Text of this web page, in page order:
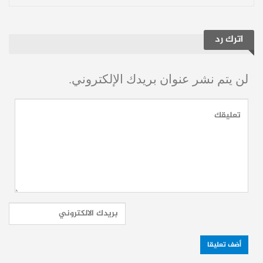
الضغط الدبلوماسي والحقوقي:
لجميع المعتقلين دون قيد أو شرط.
كشف أماكن الاحتجاز:
الفوري إلى مراكز الاحتجاز الإسرائيلية
للاطمئنان على سلامة المختطفين، ولا
سيما من تعرضوا لإصابات بالرصاص أو
الشظايا خلال عمليات الاعتقال البرية.
اترك رد
لن يتم نشر عنوان بريدك الإلكتروني.